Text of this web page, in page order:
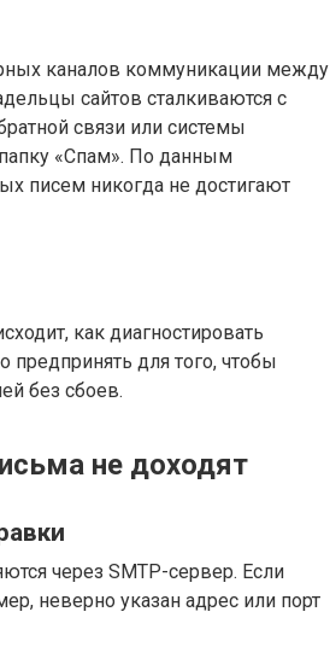
каналов коммуникации между
сайтов сталкиваются с
связи или системы
«Спам». По данным
писем никогда не достигают
как диагностировать
для того, чтобы
без сбоев.
не доходят
через SMTP-сервер. Если
неверно указан адрес или порт